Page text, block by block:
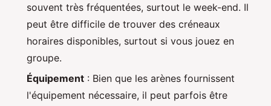
souvent très fréquentées, surtout le week-end. Il
peut être difficile de trouver des créneaux
horaires disponibles, surtout si vous jouez en
groupe.
Équipement : Bien que les arènes fournissent
l'équipement nécessaire, il peut parfois être